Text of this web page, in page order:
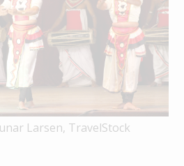
Larsen, TravelStock